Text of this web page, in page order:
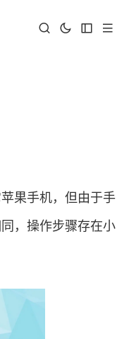
果手机，但由于手
，操作步骤存在小